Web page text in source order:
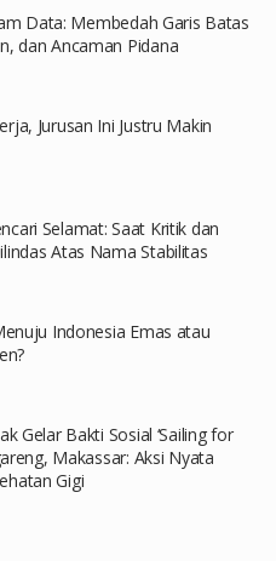
Data: Membedah Garis Batas
dan Ancaman Pidana
Jurusan Ini Justru Makin
Selamat: Saat Kritik dan
Atas Nama Stabilitas
Indonesia Emas atau
Gelar Bakti Sosial ‘Sailing for
Makassar: Aksi Nyata
Gigi